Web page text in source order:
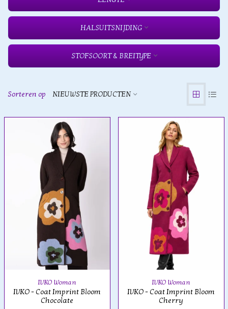
HALSUITSNIJDING
STOFSOORT & BREITYPE
Sorteren op NIEUWSTE PRODUCTEN
IVKO Woman
IVKO - Coat Imprint Bloom
Chocolate
IVKO Woman
IVKO - Coat Imprint Bloom
Cherry